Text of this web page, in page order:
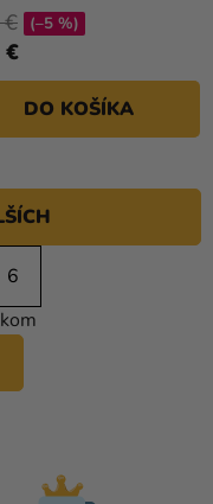
€
€ (–5 %)
DO KOŠÍKA
6